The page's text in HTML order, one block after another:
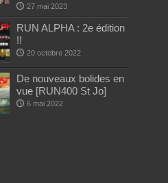
27 mai 2023
RUN ALPHA : 2e édition
!!
20 octobre 2022
De nouveaux bolides en
vue [RUN400 St Jo]
6 mai 2022